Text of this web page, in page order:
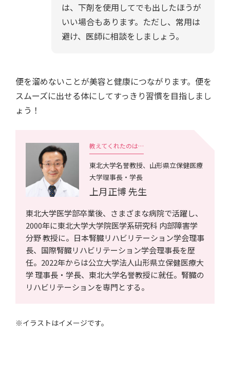
は、下剤を使用してでも出したほうが
いい場合もあります。ただし、常用は
避け、医師に相談をしましょう。
便を溜めないことが美容と健康につながります。便を
スムーズに出せる体にしてすっきり習慣を目指しまし
ょう！
教えてくれたのは…
東北大学名誉教授、山形県立保健医療
大学理事長・学長
上月正博 先生
東北大学医学部卒業後、さまざまな病院で活躍し、
2000年に東北大学大学院医学系研究科 内部障害学
分野 教授に。日本腎臓リハビリテーション学会理事
長、国際腎臓リハビリテーション学会理事長を歴
任。2022年からは公立大学法人山形県立保健医療大
学 理事長・学長、東北大学名誉教授に就任。腎臓の
リハビリテーションを専門とする。
※イラストはイメージです。